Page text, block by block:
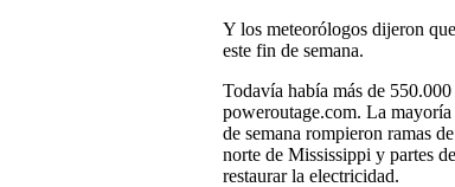
Y los meteorólogos dijeron
este fin de semana.
Todavía había más de
poweroutage.com. La mayoría
de semana rompieron ramas
norte de Mississippi y partes
restaurar la electricidad.